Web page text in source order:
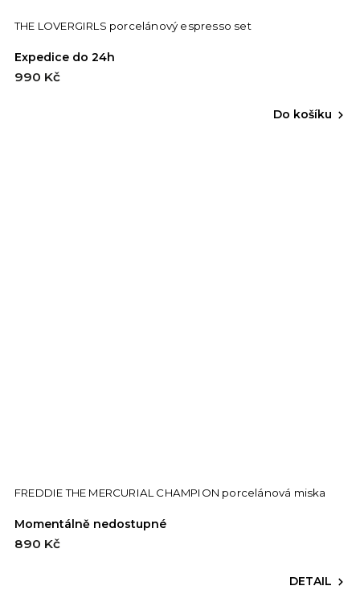
THE LOVERGIRLS porcelánový espresso set
Expedice do 24h
990 Kč
Do košíku
FREDDIE THE MERCURIAL CHAMPION porcelánová miska
Momentálně nedostupné
890 Kč
DETAIL